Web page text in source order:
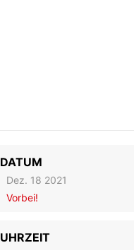
DATUM
Dez. 18 2021
Vorbei!
UHRZEIT